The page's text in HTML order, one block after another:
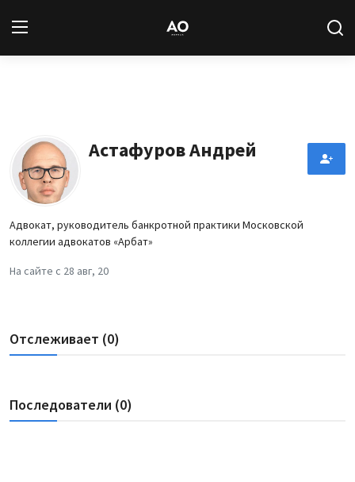
Статьи
Астафуров Андрей
Адвокат, руководитель банкротной практики Московской
коллегии адвокатов «Арбат»
На сайте с 28 авг, 20
Отслеживает (0)
Последователи (0)